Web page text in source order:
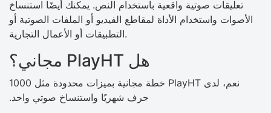
تعليقات صوتية واقعية باستخدام النص. يمكنك أيضًا استنساخ
الأصوات واستخدام الأداة لمقاطع الفيديو أو الملفات الصوتية أو
التطبيقات أو الأعمال التجارية.
هل PlayHT مجاني؟
نعم، لدى PlayHT خطة مجانية بميزات محدودة مثل 1000
حرف شهريًا واستنساخ صوتي واحد.